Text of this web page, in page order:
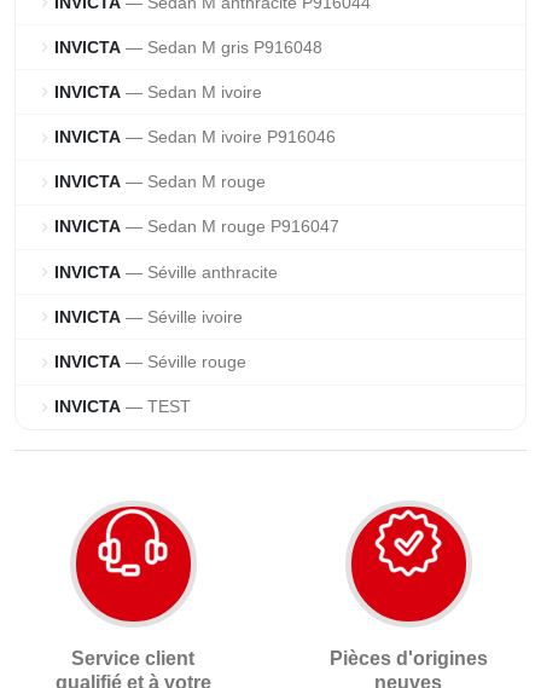
chevron_right INVICTA — Sedan M gris P916048
chevron_right INVICTA — Sedan M ivoire
chevron_right INVICTA — Sedan M ivoire P916046
chevron_right INVICTA — Sedan M rouge
chevron_right INVICTA — Sedan M rouge P916047
chevron_right INVICTA — Séville anthracite
chevron_right INVICTA — Séville ivoire
chevron_right INVICTA — Séville rouge
chevron_right INVICTA — TEST
Service client
qualifié et à votre
Pièces d'origines
neuves